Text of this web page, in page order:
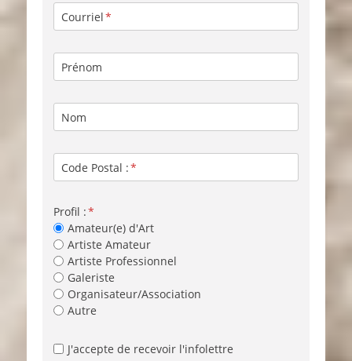
Courriel
Prénom
Nom
Code Postal :
Profil :
Amateur(e) d'Art
Artiste Amateur
Artiste Professionnel
Galeriste
Organisateur/Association
Autre
J'accepte de recevoir l'infolettre